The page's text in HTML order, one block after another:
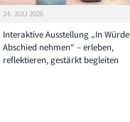
24. JULI 2026
Interaktive Ausstellung „In Würde
Abschied nehmen“ – erleben,
reflektieren, gestärkt begleiten